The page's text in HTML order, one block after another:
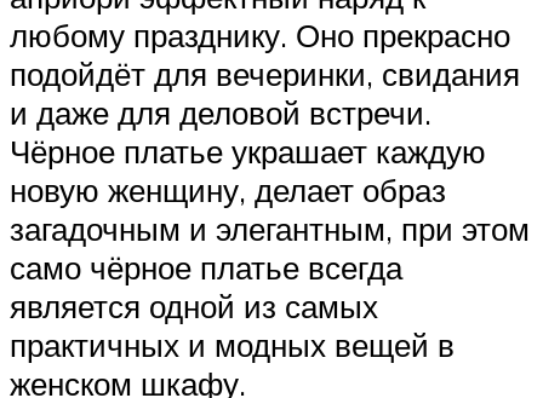
любому празднику. Оно прекрасно
подойдёт для вечеринки, свидания
и даже для деловой встречи.
Чёрное платье украшает каждую
новую женщину, делает образ
загадочным и элегантным, при этом
само чёрное платье всегда
является одной из самых
практичных и модных вещей в
женском шкафу.